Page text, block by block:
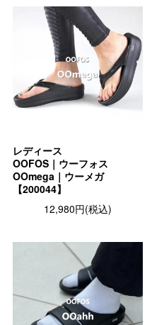
レディース
OOFOS｜ウーフォス
OOmega｜ウーメガ
【200044】
12,980円(税込)